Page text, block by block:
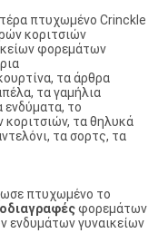
πτυχωμένο Crinckle
κοριτσιών
φορεμάτων
τα άρθρα
τα γαμήλια
ενδύματα, το
τα θηλυκά
τα σορτς, τα
πτυχωμένο το
φορεμάτων
ενδυμάτων γυναικείων